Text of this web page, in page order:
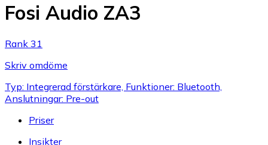
Fosi Audio ZA3
Rank 31
Skriv omdöme
Typ: Integrerad förstärkare, Funktioner: Bluetooth,
Anslutningar: Pre-out
Priser
Insikter